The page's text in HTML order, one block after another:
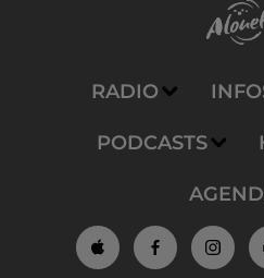
RADIO
PODCASTS